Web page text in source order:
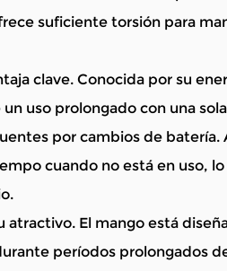
suficiente torsión para
clave. Conocida por su
uso prolongado con una
por cambios de batería.
cuando no está en uso,
atractivo. El mango está
períodos prolongados